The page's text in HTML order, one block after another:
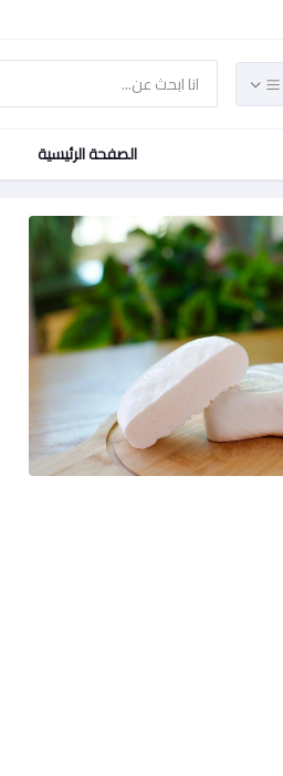
الصفحة الرئيسية